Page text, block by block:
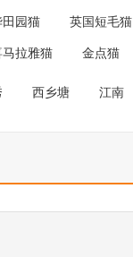
田园猫 英国短毛猫
马拉雅猫 金点猫
西乡塘 江南